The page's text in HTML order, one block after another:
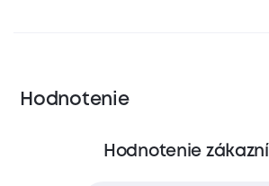
Hodnotenie
Hodnotenie